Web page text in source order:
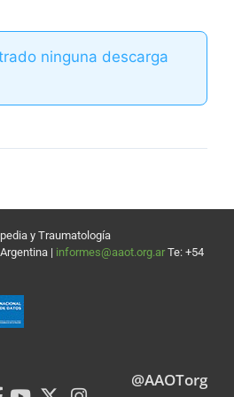
ninguna descarga
y Traumatología
| informes@aaot.org.ar Te: +54
@AAOTorg